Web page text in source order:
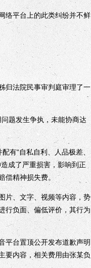
络平台上的此类纠纷并不鲜
法院民事审判庭审理了一
题发生争执，未能协商达
有“自私自利、人品极差、
成了严重损害，影响到正
精神损失费。
片、文字、视频等内容，势
行负面、偏低评价，其行为
台置顶公开发布道歉声明
要内容，相关费用由张某负